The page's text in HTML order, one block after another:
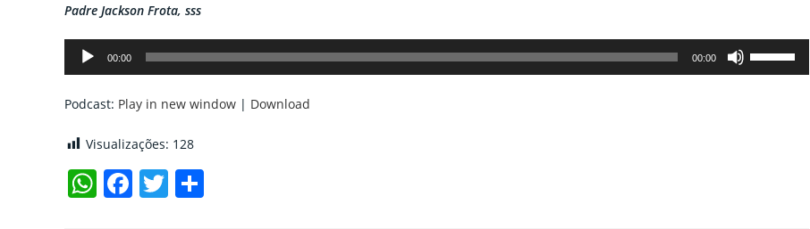
Padre Jackson Frota, sss
Tocador
de
00:00 00:00
Podcast: Play in new window | Download
Visualizações: 128
W F T